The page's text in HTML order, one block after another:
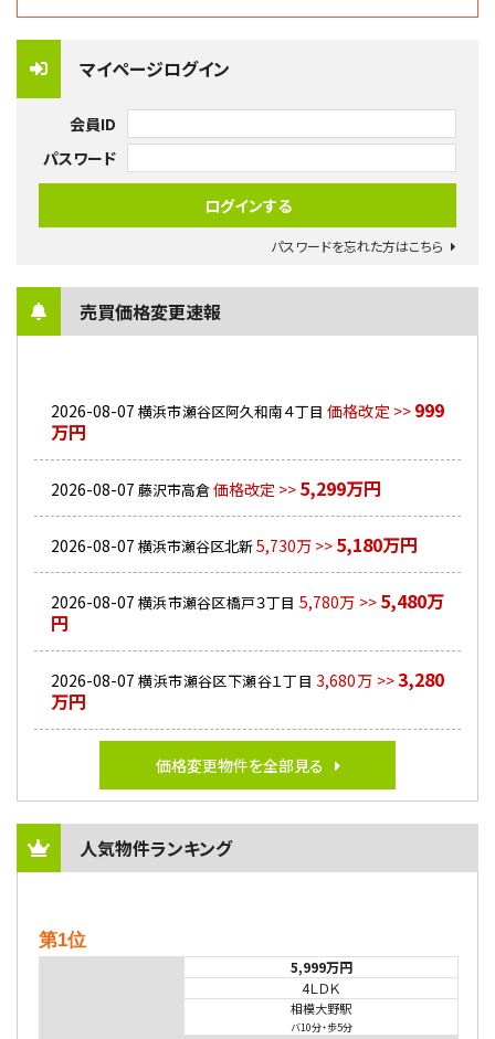
マイページログイン
会員ID
パスワード
パスワードを忘れた方はこちら
売買価格変更速報
2026-08-07 横浜市瀬谷区阿久和南４丁目 価格改定 >> 999
万円
2026-08-07 藤沢市高倉価格改定 >> 5,299万円
2026-08-07 横浜市瀬谷区北新5,730万 >> 5,180万円
2026-08-07 横浜市瀬谷区橋戸３丁目 5,780万 >> 5,480万
円
2026-08-07 横浜市瀬谷区下瀬谷１丁目 3,680万 >>3,280
万円
価格変更物件を全部見る
人気物件ランキング
第1位
5,999万円
4ＬＤＫ
相模大野駅
バ10分・歩5分